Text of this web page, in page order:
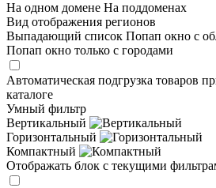
На одном домене На поддоменах
Вид отображения регионов
Выпадающий список Попап окно c
Попап окно только с городами
Автоматическая подгрузка товаров
каталоге
Умный фильтр
Вертикальный
Горизонтальный
Компактный
Отображать блок с текущими